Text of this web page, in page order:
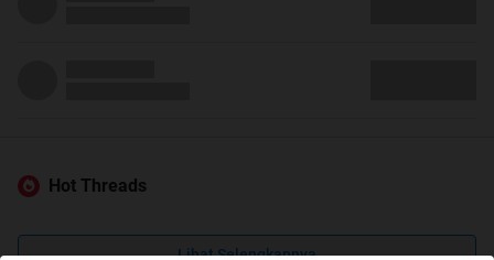
Hot Threads
Lihat Selengkapnya